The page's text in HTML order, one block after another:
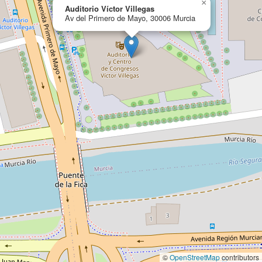
Auditorio Víctor Villegas
Av del Primero de Mayo, 30006 Murcia
×
©OpenStreetMapcontributors